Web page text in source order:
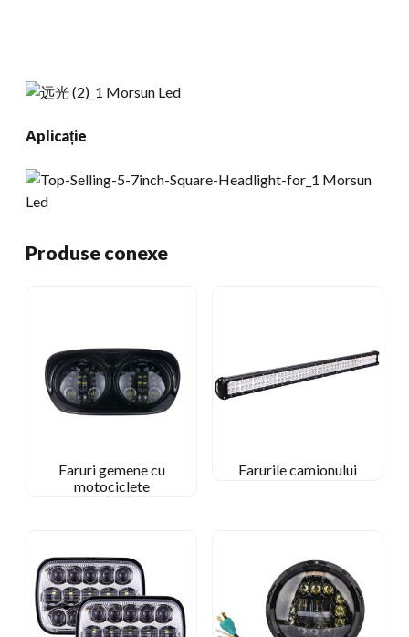
Aplicație
Produse conexe
Faruri gemene cu
motociclete
Farurile camionului